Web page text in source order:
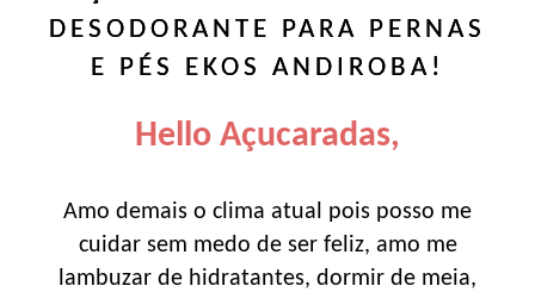
DESODORANTE PARA PERNAS
E PÉS EKOS ANDIROBA!
Hello Açucaradas,
Amo demais o clima atual pois posso me
cuidar sem medo de ser feliz, amo me
lambuzar de hidratantes, dormir de meia,